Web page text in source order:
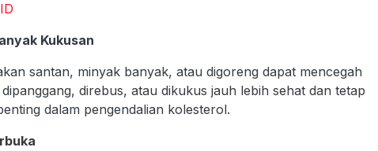
Kukusan
santan, minyak banyak, atau digoreng dapat mencegah
direbus, atau dikukus jauh lebih sehat dan tetap
dalam pengendalian kolesterol.